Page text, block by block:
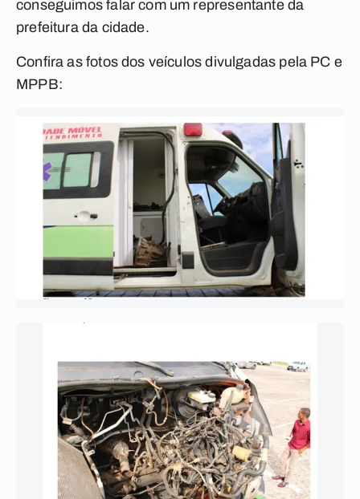
conseguimos falar com um representante da
prefeitura da cidade.
Confira as fotos dos veículos divulgadas pela PC e
MPPB: